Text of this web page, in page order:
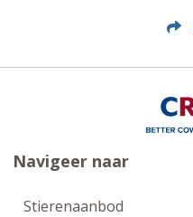
Navigeer naar
Stierenaanbod